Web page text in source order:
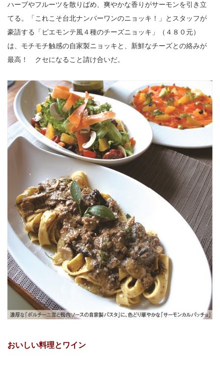
ハーブやフルーツを散りばめ、爽やかな香りがサーモンを引き立
てる。「これこそ台北ナンバーワンのニョッキ！」とスタッフが
豪語する「ピエモンテ風４種のチーズニョッキ」（４８０元）
は、モチモチ触感の自家製ニョッキと、新鮮なチーズとの絡みが
最高！ クセになること請け合いだ。
おいしい料理とワイン